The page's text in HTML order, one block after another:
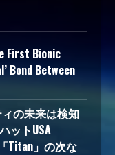
First Bionic
Bond Between
の未来は検知
ットUSA
Titan」の次な